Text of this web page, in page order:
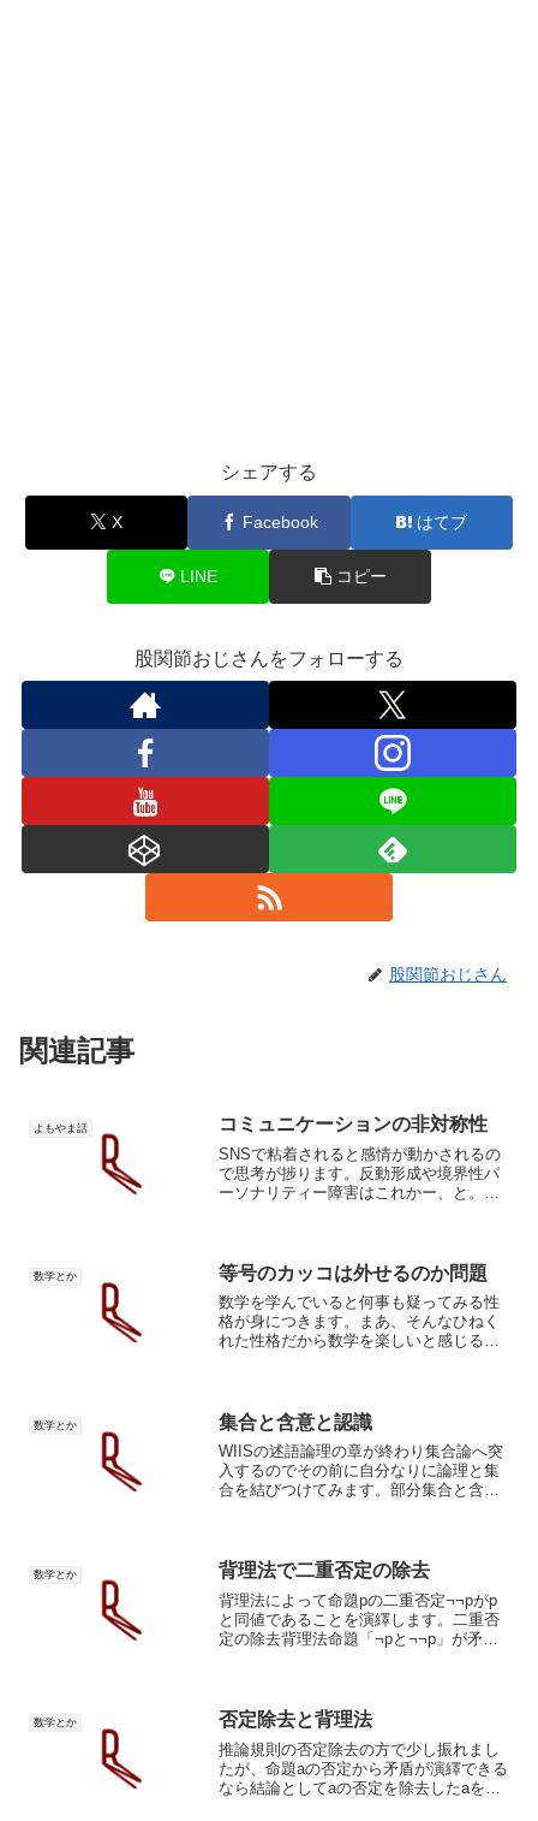
シェアする
X Facebook はてブ
LINE コピー
股関節おじさんをフォローする
股関節おじさん
関連記事
よもやま話 コミュニケーションの非対称性
SNSで粘着されると感情が動かされるの
で思考が捗ります。反動形成や境界性パ
ーソナリティー障害はこれかー、と。反
ます引用グーグル先生...
数学とか 等号のカッコは外せるのか問題
数学を学んでいると何事も疑ってみる性
格が身につきます。まあ、そんなひねく
れた性格だから数学を楽しいと感じるの
でも完全に...
数学とか 集合と含意と認識
WIISの述語論理の章が終わり集合論へ突
入するのでその前に自分なりに論理と集
合を結びつけてみます。部分集合と含意
してみます。A⊆BA...
数学とか 背理法で二重否定の除去
背理法によって命題pの二重否定¬¬pがp
と同値であることを演繹します。二重否
定の除去背理法命題「¬pと¬¬p」が矛盾
ある」となります...
数学とか 否定除去と背理法
推論規則の否定除去の方で少し振れまし
たが、命題aの否定から矛盾が演繹できる
なら結論としてaの否定を除去したaを導